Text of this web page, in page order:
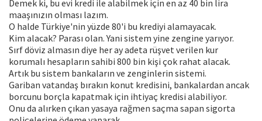
Demek ki, bu evi kredi ile alabilmek için en az 40 bin lira
maaşınızın olması lazım.
O halde Türkiye'nin yüzde 80'i bu krediyi alamayacak.
Kim alacak? Parası olan. Yani sistem yine zengine yarıyor.
Sırf döviz almasın diye her ay adeta rüşvet verilen kur
korumalı hesapların sahibi 800 bin kişi çok rahat alacak.
Artık bu sistem bankaların ve zenginlerin sistemi.
Gariban vatandaş bırakın konut kredisini, bankalardan ancak
borcunu borçla kapatmak için ihtiyaç kredisi alabiliyor.
Onu da alırken çıkan yasaya rağmen saçma sapan sigorta